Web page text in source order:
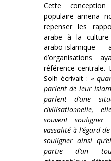
Cette
populaire amena
repenser les
arabe à la
arabo-islamique
d’organisations
référence centrale.
Solh écrivait : «
parlent de leur
parlent d’une
civilisationnelle,
souvent souligner
vassalité à l’égard
souligner ainsi
partie d’un